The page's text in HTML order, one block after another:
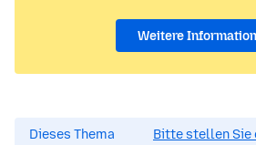
Weitere
Dieses Thema
Bitte stellen Sie